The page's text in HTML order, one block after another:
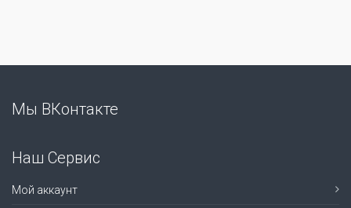
Мы ВКонтакте
Наш Сервис
Мой аккаунт